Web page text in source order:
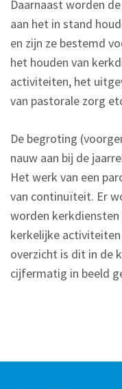
Daarnaast worden
aan het in stand
en zijn ze bestemd
het houden van
activiteiten, het
van pastorale zorg
De begroting
nauw aan bij de
Het werk van een
van continuïteit. Er
worden
kerkelijke
overzicht is dit in de
cijfermatig in beeld